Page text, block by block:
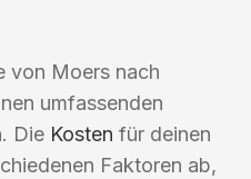
von Moers nach
umfassenden
Die Kosten für deinen
Faktoren ab,